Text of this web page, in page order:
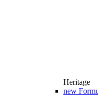
Heritage
new